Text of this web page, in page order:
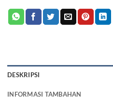
DESKRIPSI
INFORMASI TAMBAHAN